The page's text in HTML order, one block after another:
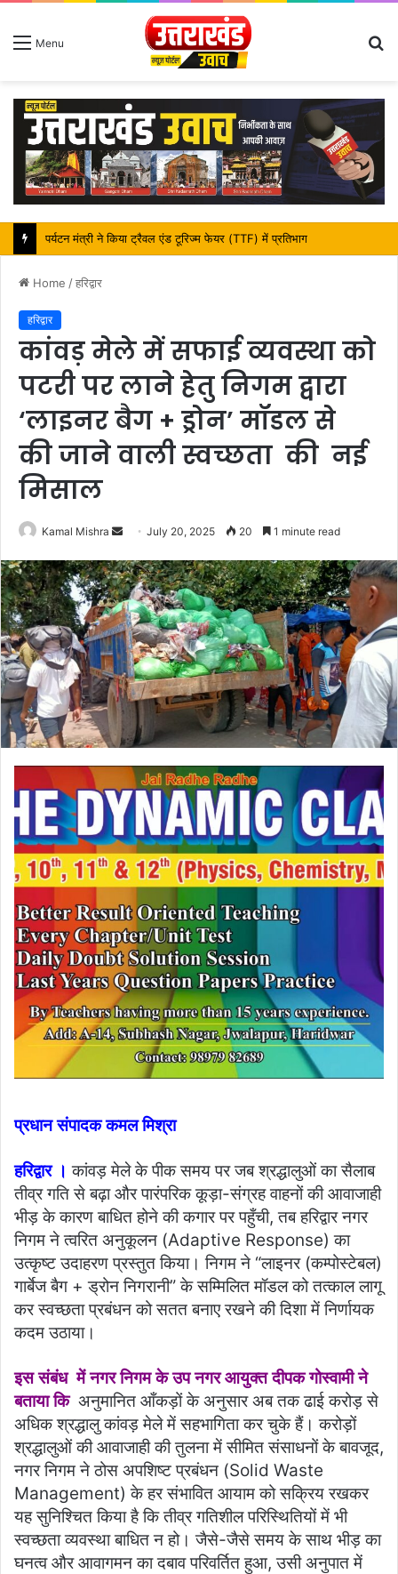
Menu
महापौर शंभू पासवान के जन्मदिवस पर क्षेत्र में विकास की सौगात
Home /हरिद्वार
हरिद्वार
कांवड़ मेले में सफाई व्यवस्था को
पटरी पर लाने हेतु निगम द्वारा
‘लाइनर बैग + ड्रोन’ मॉडल से
की जाने वाली स्वच्छता की नई
मिसाल
Kamal Mishra
Send
email
July 20, 2025 20 1 minute read
प्रधान संपादक कमल मिश्रा
हरिद्वार । कांवड़ मेले के पीक समय पर जब श्रद्धालुओं का सैलाब
तीव्र गति से बढ़ा और पारंपरिक कूड़ा-संग्रह वाहनों की आवाजाही
भीड़ के कारण बाधित होने की कगार पर पहुँची, तब हरिद्वार नगर
निगम ने त्वरित अनुकूलन (Adaptive Response) का
उत्कृष्ट उदाहरण प्रस्तुत किया। निगम ने “लाइनर (कम्पोस्टेबल)
गार्बेज बैग + ड्रोन निगरानी” के सम्मिलित मॉडल को तत्काल लागू
कर स्वच्छता प्रबंधन को सतत बनाए रखने की दिशा में निर्णायक
कदम उठाया।
इस संबंध में नगर निगम के उप नगर आयुक्त दीपक गोस्वामी ने
बताया कि अनुमानित आँकड़ों के अनुसार अब तक ढाई करोड़ से
अधिक श्रद्धालु कांवड़ मेले में सहभागिता कर चुके हैं। करोड़ों
श्रद्धालुओं की आवाजाही की तुलना में सीमित संसाधनों के बावजूद,
नगर निगम ने ठोस अपशिष्ट प्रबंधन (Solid Waste
Management) के हर संभावित आयाम को सक्रिय रखकर
यह सुनिश्चित किया है कि तीव्र गतिशील परिस्थितियों में भी
स्वच्छता व्यवस्था बाधित न हो। जैसे-जैसे समय के साथ भीड़ का
घनत्व और आवागमन का दबाव परिवर्तित हुआ, उसी अनुपात में